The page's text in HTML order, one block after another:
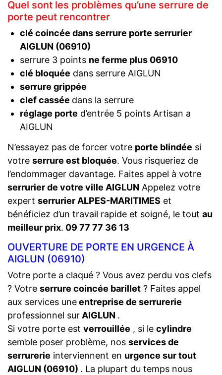
Quel sont les problèmes qu’une serrure de
porte peut rencontrer
clé coincée dans serrure porte serrurier
AIGLUN (06910)
serrure 3 points ne ferme plus 06910
clé bloquée dans serrure AIGLUN
serrure grippée
clef cassée dans la serrure
réglage porte d’entrée 5 points Artisan a
AIGLUN
N’essayez pas de forcer votre porte blindée si
votre serrure est bloquée. Vous risqueriez de
l’endommager davantage. Faites appel à votre
serrurier de votre ville AIGLUN Appelez votre
expert serrurier ALPES-MARITIMES et
bénéficiez d’un travail rapide et soigné, le tout au
meilleur prix. 09 77 77 36 13
OUVERTURE DE PORTE EN URGENCE À
AIGLUN (06910)
Votre porte a claqué ? Vous avez perdu vos clefs
? Votre serrure coincée barillet ? Faites appel
aux services uneentreprise de serrurerie
professionnel surAIGLUN .
Si votre porte est verrouillée , si le cylindre
semble poser problème, nos services de
serrurerie interviennent en urgence sur tout
AIGLUN (06910) . La plupart du temps nous